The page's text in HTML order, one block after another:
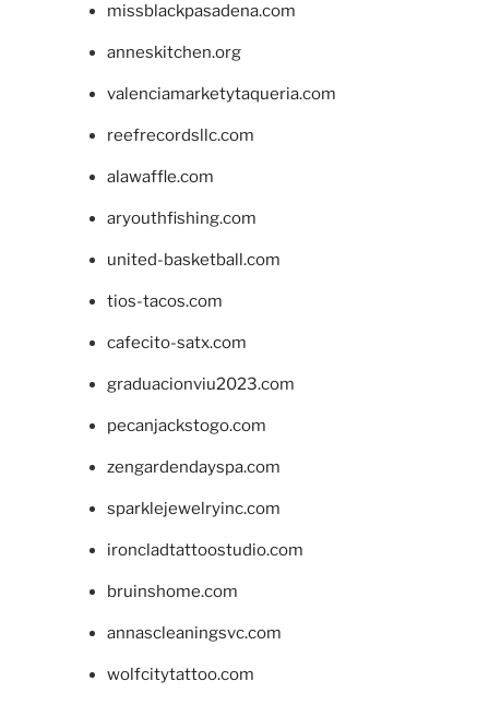
missblackpasadena.com
anneskitchen.org
valenciamarketytaqueria.com
reefrecordsllc.com
alawaffle.com
aryouthfishing.com
united-basketball.com
tios-tacos.com
cafecito-satx.com
graduacionviu2023.com
pecanjackstogo.com
zengardendayspa.com
sparklejewelryinc.com
ironcladtattoostudio.com
bruinshome.com
annascleaningsvc.com
wolfcitytattoo.com